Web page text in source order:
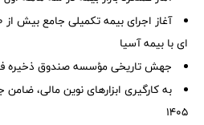
ای با بیمه آسیا
جهش تاریخی مؤسسه صندوق ذخیره
به کارگیری ابزارهای نوین مالی،
۱۴۰۵